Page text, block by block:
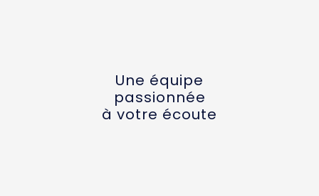
Une équipe
passionnée
à votre écoute